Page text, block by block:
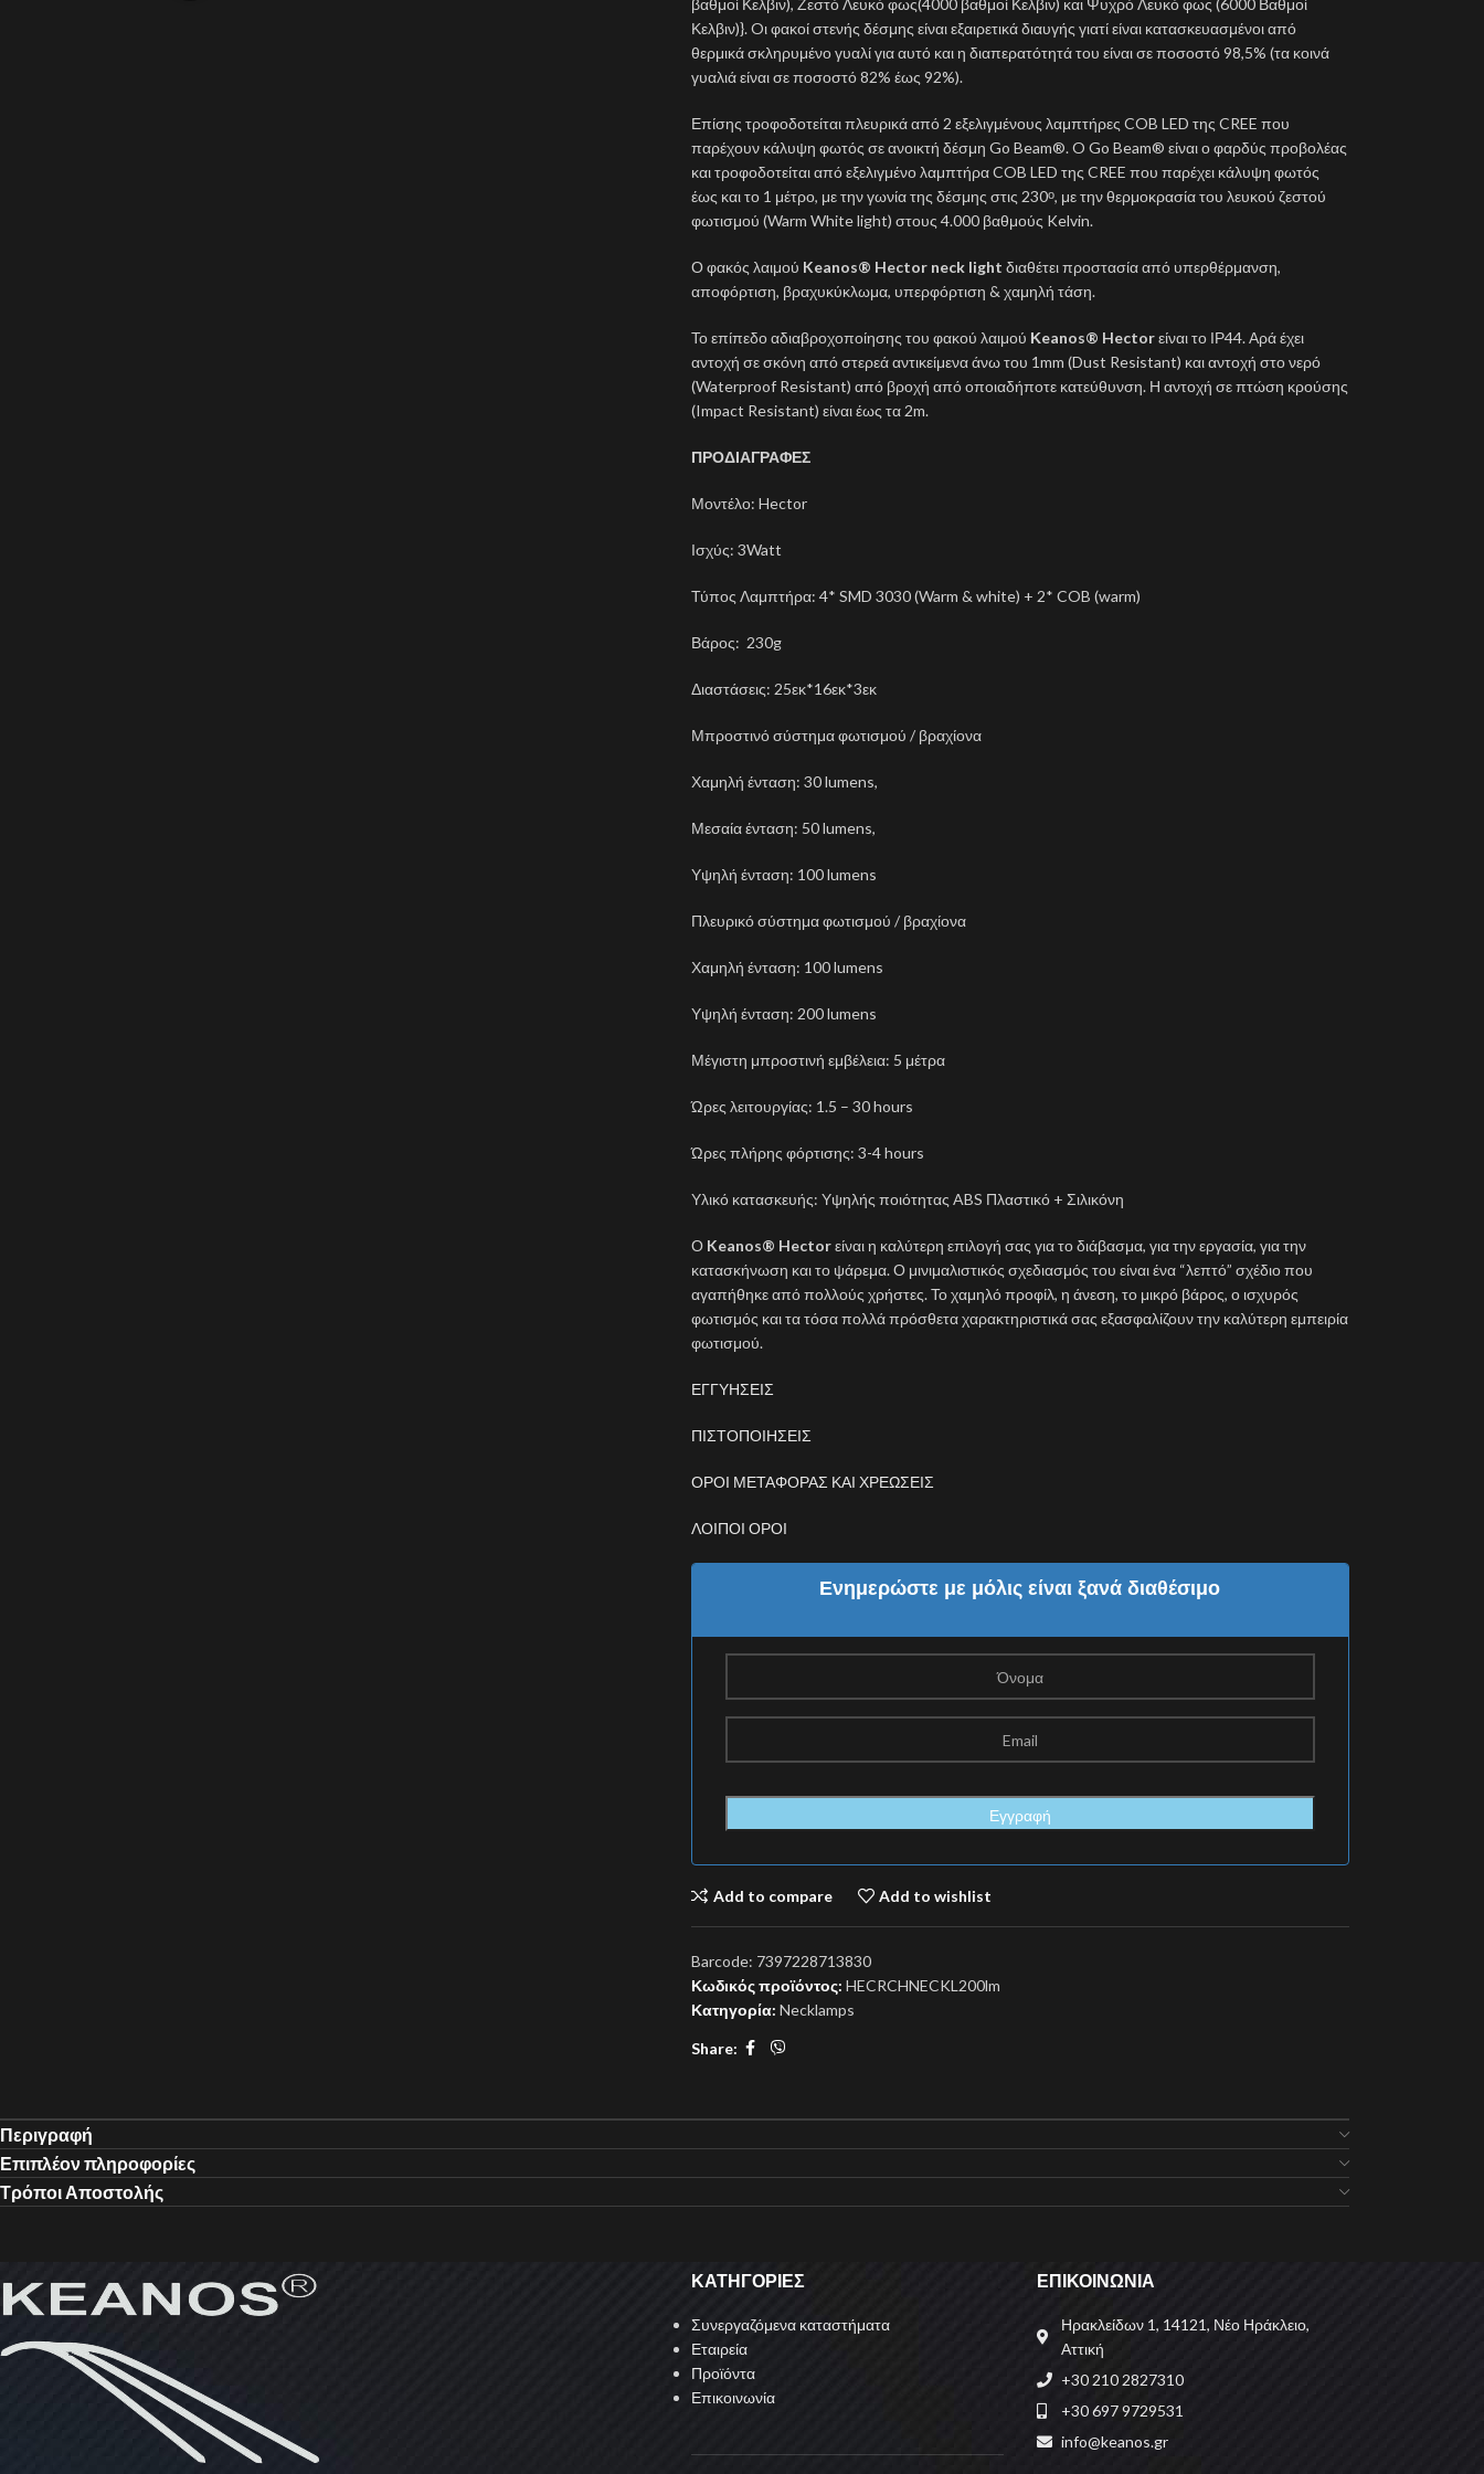
βαθμοί Κελβιν), Ζεστό Λευκό φως(4000 βαθμοί Κελβιν) και Ψυχρό Λευκό φως (6000 Βαθμοί
Κελβιν)}. Oι φακοί στενής δέσμης είναι εξαιρετικά διαυγής γιατί είναι κατασκευασμένοι από
θερμικά σκληρυμένο γυαλί για αυτό και η διαπερατότητά του είναι σε ποσοστό 98,5% (τα κοινά
γυαλιά είναι σε ποσοστό 82% έως 92%).
Επίσης τροφοδοτείται πλευρικά από 2 εξελιγμένους λαμπτήρες COB LED της CREE που
παρέχουν κάλυψη φωτός σε ανοικτή δέσμη Go Beam®. O Go Beam® είναι ο φαρδύς προβολέας
και τροφοδοτείται από εξελιγμένο λαμπτήρα COB LED της CREE που παρέχει κάλυψη φωτός
έως και το 1 μέτρο, με την γωνία της δέσμης στις 230ο, με την θερμοκρασία του λευκού ζεστού
φωτισμού (Warm White light) στους 4.000 βαθμούς Kelvin.
Ο φακός λαιμού Keanos® Hector neck light διαθέτει προστασία από υπερθέρμανση,
αποφόρτιση, βραχυκύκλωμα, υπερφόρτιση & χαμηλή τάση.
Το επίπεδο αδιαβροχοποίησης του φακού λαιμού Κeanos® Hectorείναι το ΙΡ44. Αρά έχει
αντοχή σε σκόνη από στερεά αντικείμενα άνω του 1mm (Dust Resistant) και αντοχή στο νερό
(Waterproof Resistant) από βροχή από οποιαδήποτε κατεύθυνση. Η αντοχή σε πτώση κρούσης
(Impact Resistant) είναι έως τα 2m.
ΠΡΟΔΙΑΓΡΑΦΕΣ
Μοντέλο: Hector
Ισχύς: 3Watt
Τύπος Λαμπτήρα: 4* SMD 3030 (Warm & white) + 2* COB (warm)
Βάρος: 230g
Διαστάσεις: 25εκ*16εκ*3εκ
Μπροστινό σύστημα φωτισμού / βραχίονα
Χαμηλή ένταση: 30 lumens,
Μεσαία ένταση: 50 lumens,
Υψηλή ένταση: 100 lumens
Πλευρικό σύστημα φωτισμού / βραχίονα
Χαμηλή ένταση: 100 lumens
Υψηλή ένταση: 200 lumens
Μέγιστη μπροστινή εμβέλεια: 5 μέτρα
Ώρες λειτουργίας: 1.5 – 30 hours
Ώρες πλήρης φόρτισης: 3-4 hours
Υλικό κατασκευής: Υψηλής ποιότητας ABS Πλαστικό + Σιλικόνη
Ο Keanos® Hectorείναι η καλύτερη επιλογή σας για το διάβασμα, για την εργασία, για την
κατασκήνωση και το ψάρεμα. Ο μινιμαλιστικός σχεδιασμός του είναι ένα “λεπτό” σχέδιο που
αγαπήθηκε από πολλούς χρήστες. Το χαμηλό προφίλ, η άνεση, το μικρό βάρος, ο ισχυρός
φωτισμός και τα τόσα πολλά πρόσθετα χαρακτηριστικά σας εξασφαλίζουν την καλύτερη εμπειρία
φωτισμού.
ΕΓΓΥΗΣΕΙΣ
ΠΙΣΤΟΠΟΙΗΣΕΙΣ
ΟΡΟΙ ΜΕΤΑΦΟΡΑΣ ΚΑΙ ΧΡΕΩΣΕΙΣ
ΛΟΙΠΟΙ ΟΡΟΙ
Ενημερώστε με μόλις είναι ξανά διαθέσιμο
Add to compare Add to wishlist
Barcode: 7397228713830
Κωδικός προϊόντος: HECRCHNECKL200lm
Κατηγορία: Necklamps
Share:
Περιγραφή
Επιπλέον πληροφορίες
Τρόποι Αποστολής
ΚΑΤΗΓΟΡΙΕΣ
Συνεργαζόμενα καταστήματα
Εταιρεία
Προϊόντα
Επικοινωνία
ΕΠΙΚΟΙΝΩΝΙΑ
Ηρακλείδων 1, 14121, Νέο Ηράκλειο,
Αττική
+30 210 2827310
+30 697 9729531
info@keanos.gr